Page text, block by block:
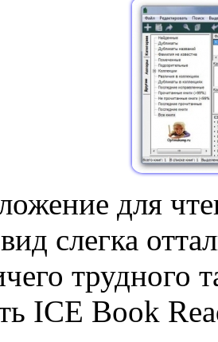
для
слегка
трудного
ICE Book